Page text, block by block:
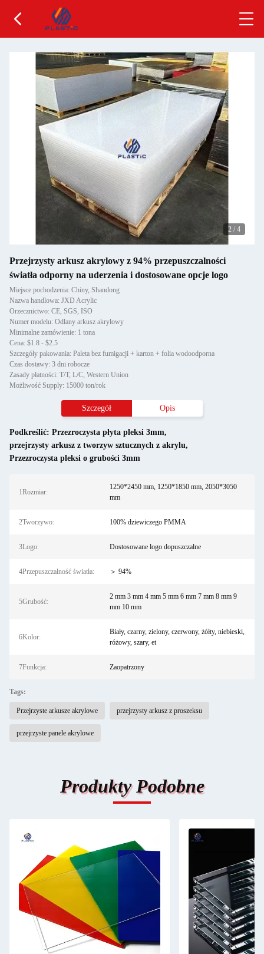
2 / 4
Przejrzysty arkusz akrylowy z 94% przepuszczalności
światła odporny na uderzenia i dostosowane opcje logo
Miejsce pochodzenia: Chiny, Shandong
Nazwa handlowa: JXD Acrylic
Orzecznictwo: CE, SGS, ISO
Numer modelu: Odlany arkusz akrylowy
Minimalne zamówienie: 1 tona
Cena: $1.8 - $2.5
Szczegóły pakowania: Paleta bez fumigacji + karton + folia wodoodporna
Czas dostawy: 3 dni robocze
Zasady płatności: T/T, L/C, Western Union
Możliwość Supply: 15000 ton/rok
Szczegół Opis
Podkreślić: Przezroczysta płyta pleksi 3mm,
przejrzysty arkusz z tworzyw sztucznych z akrylu,
Przezroczysta pleksi o grubości 3mm
1Rozmiar:
1250*2450 mm, 1250*1850 mm, 2050*3050
mm
2Tworzywo: 100% dziewiczego PMMA
3Logo: Dostosowane logo dopuszczalne
4Przepuszczalność światła: ＞ 94%
5Grubość:
2 mm 3 mm 4 mm 5 mm 6 mm 7 mm 8 mm 9
mm 10 mm
6Kolor:
Biały, czarny, zielony, czerwony, żółty, niebieski,
różowy, szary, et
7Funkcja: Zaopatrzony
Tags:
Przejrzyste arkusze akrylowe przejrzysty arkusz z proszeksu
przejrzyste panele akrylowe
Produkty Podobne